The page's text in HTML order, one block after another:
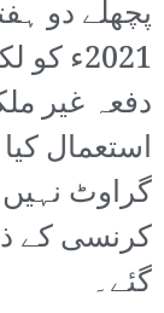
2021ء
دفعہ غیر
استعمال
گراوٹ
کرنسی کے
گئے۔